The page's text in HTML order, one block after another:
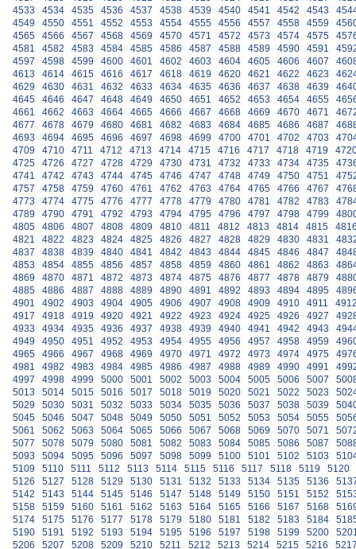
4533
4534 4535 4536 4537 4538 4539 4540 4541 4542 4543
4549
4550 4551 4552 4553 4554 4555 4556 4557 4558 4559
4565
4566 4567 4568 4569 4570 4571 4572 4573 4574 4575
4581
4582 4583 4584 4585 4586 4587 4588 4589 4590 4591
4597
4598 4599 4600 4601 4602 4603 4604 4605 4606 4607
4613
4614 4615 4616 4617 4618 4619 4620 4621 4622 4623
4629
4630 4631 4632 4633 4634 4635 4636 4637 4638 4639
4645
4646 4647 4648 4649 4650 4651 4652 4653 4654 4655
4661
4662 4663 4664 4665 4666 4667 4668 4669 4670 4671
4677
4678 4679 4680 4681 4682 4683 4684 4685 4686 4687
4693
4694 4695 4696 4697 4698 4699 4700 4701 4702 4703
4709
4710 4711 4712 4713 4714 4715 4716 4717 4718 4719
4725
4726 4727 4728 4729 4730 4731 4732 4733 4734 4735
4741
4742 4743 4744 4745 4746 4747 4748 4749 4750 4751
4757
4758 4759 4760 4761 4762 4763 4764 4765 4766 4767
4773
4774 4775 4776 4777 4778 4779 4780 4781 4782 4783
4789
4790 4791 4792 4793 4794 4795 4796 4797 4798 4799
4805
4806 4807 4808 4809 4810 4811 4812 4813 4814 4815
4821
4822 4823 4824 4825 4826 4827 4828 4829 4830 4831
4837
4838 4839 4840 4841 4842 4843 4844 4845 4846 4847
4853
4854 4855 4856 4857 4858 4859 4860 4861 4862 4863
4869
4870 4871 4872 4873 4874 4875 4876 4877 4878 4879
4885
4886 4887 4888 4889 4890 4891 4892 4893 4894 4895
4901
4902 4903 4904 4905 4906 4907 4908 4909 4910 4911
4917
4918 4919 4920 4921 4922 4923 4924 4925 4926 4927
4933
4934 4935 4936 4937 4938 4939 4940 4941 4942 4943
4949
4950 4951 4952 4953 4954 4955 4956 4957 4958 4959
4965
4966 4967 4968 4969 4970 4971 4972 4973 4974 4975
4981
4982 4983 4984 4985 4986 4987 4988 4989 4990 4991
4997
4998 4999 5000 5001 5002 5003 5004 5005 5006 5007
5013
5014 5015 5016 5017 5018 5019 5020 5021 5022 5023
5029
5030 5031 5032 5033 5034 5035 5036 5037 5038 5039
5045
5046 5047 5048 5049 5050 5051 5052 5053 5054 5055
5061
5062 5063 5064 5065 5066 5067 5068 5069 5070 5071
5077
5078 5079 5080 5081 5082 5083 5084 5085 5086 5087
5093
5094 5095 5096 5097 5098 5099 5100 5101 5102 5103
5109
5110 5111 5112 5113 5114 5115 5116 5117 5118 5119
5120
5126
5127 5128 5129 5130 5131 5132 5133 5134 5135 5136
5142
5143 5144 5145 5146 5147 5148 5149 5150 5151 5152
5158
5159 5160 5161 5162 5163 5164 5165 5166 5167 5168
5174
5175 5176 5177 5178 5179 5180 5181 5182 5183 5184
5190
5191 5192 5193 5194 5195 5196 5197 5198 5199 5200
5206
5207 5208 5209 5210 5211 5212 5213 5214 5215 5216